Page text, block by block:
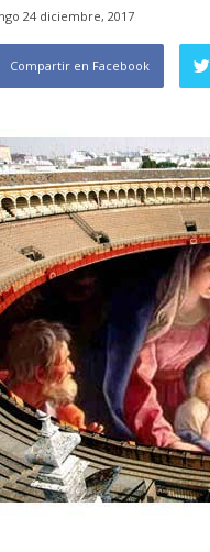
24 diciembre, 2017
Compartir en Facebook